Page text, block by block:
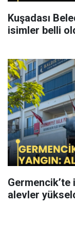
Kuşadası
isimler belli
Germencik’te
alevler